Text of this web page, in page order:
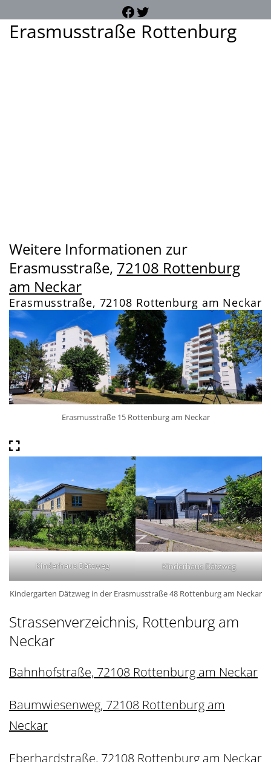
Facebook
Twitter
Erasmusstraße Rottenburg
Weitere Informationen zur
Erasmusstraße, 72108 Rottenburg
am Neckar
Erasmusstraße, 72108 Rottenburg am Neckar
Erasmusstraße 15 Rottenburg am Neckar
Kinderhaus Dätzweg Kinderhaus Dätzweg
Kindergarten Dätzweg in der Erasmusstraße 48 Rottenburg am Neckar
Strassenverzeichnis, Rottenburg am
Neckar
Bahnhofstraße, 72108 Rottenburg am Neckar
Baumwiesenweg, 72108 Rottenburg am
Neckar
Eberhardstraße, 72108 Rottenburg am Neckar